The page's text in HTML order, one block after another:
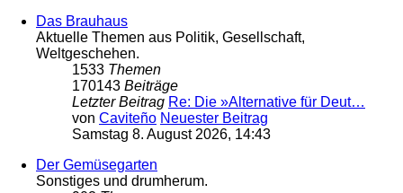
Das Brauhaus
Aktuelle Themen aus Politik, Gesellschaft,
Weltgeschehen.
1533 Themen
170143 Beiträge
Letzter Beitrag Re: Die »Alternative für Deut…
von Caviteño Neuester Beitrag
Samstag 8. August 2026, 14:43
Der Gemüsegarten
Sonstiges und drumherum.